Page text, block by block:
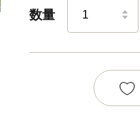
数量